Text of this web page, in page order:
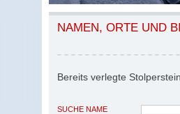
NAMEN, ORTE UND
Bereits verlegte
SUCHE NAME